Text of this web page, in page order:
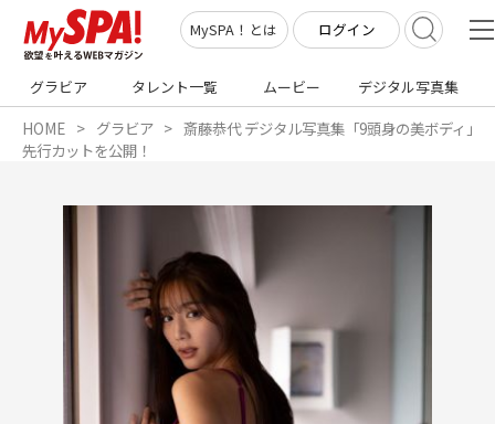
MySPA！とは ログイン
グラビア タレント一覧 ムービー デジタル写真集
HOME グラビア
斎藤恭代 デジタル写真集「9頭身の美ボディ」
先行カットを公開！